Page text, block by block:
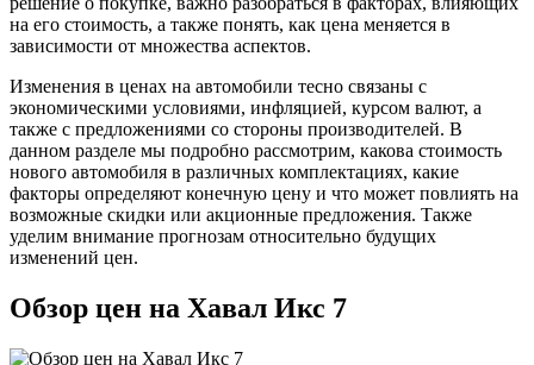
на его стоимость, а также понять, как цена меняется в
зависимости от множества аспектов.
Изменения в ценах на автомобили тесно связаны с
экономическими условиями, инфляцией, курсом валют, а
также с предложениями со стороны производителей. В
данном разделе мы подробно рассмотрим, какова стоимость
нового автомобиля в различных комплектациях, какие
факторы определяют конечную цену и что может повлиять на
возможные скидки или акционные предложения. Также
уделим внимание прогнозам относительно будущих
изменений цен.
Обзор цен на Хавал Икс 7